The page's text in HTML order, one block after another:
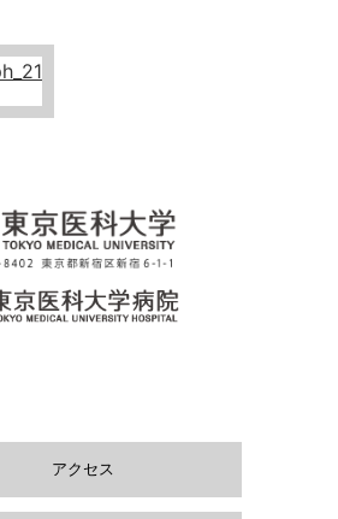
アクセス